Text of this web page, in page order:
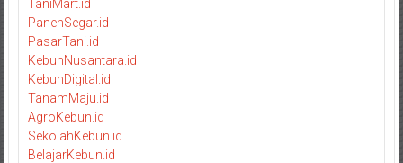
TaniMart.id
PanenSegar.id
PasarTani.id
KebunNusantara.id
KebunDigital.id
TanamMaju.id
AgroKebun.id
SekolahKebun.id
BelajarKebun.id